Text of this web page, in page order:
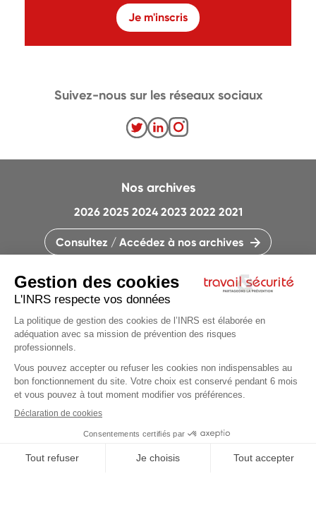
Je m'inscris
CONTACTEZ LA RÉDACTION
QUI SOMMES-NOUS ?
PLAN DU SITE
PARAMÈTRES DES COOKIES
CHARTE DES COOKIES ET TRACEURS
Nos archives
2026 2025 2024 2023 2022 2021
Consultez / Accédez à nos archives
Suivez-nous sur les réseaux sociaux